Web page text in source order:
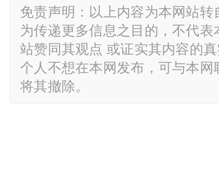
免责声明：以上内容为本网站
为传递更多信息之目的，不代
站赞同其观点 或证实其内容的
个人不想在本网发布，可与本
将其撤除。